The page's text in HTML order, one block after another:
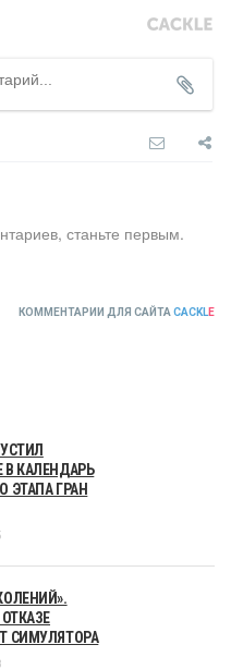
станьте первым.
КОММЕНТАРИИ ДЛЯ САЙТА CACKLE
В КАЛЕНДАРЬ
ЭТАПА ГРАН
СИМУЛЯТОРА